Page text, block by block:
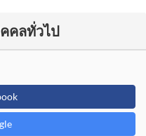
คลทั่วไป